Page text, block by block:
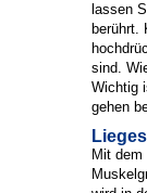
lassen
berührt.
sind.
Wichtig
gehen
Mit